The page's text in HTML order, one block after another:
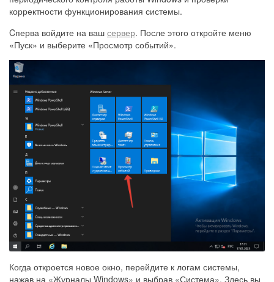
корректности функционирования системы.
Cперва войдите на ваш сервер. После этого откройте меню
«Пуск» и выберите «Просмотр событий».
Когда откроется новое окно, перейдите к логам системы,
нажав на «Журналы Windows» и выбрав «Система». Здесь вы